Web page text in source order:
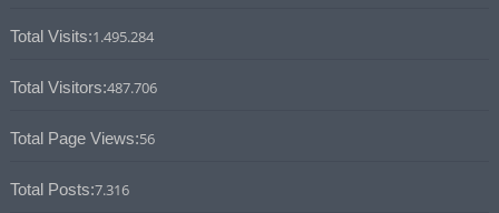
Total Visits:1.495.284
Total Visitors:487.706
Total Page Views:56
Total Posts:7.316